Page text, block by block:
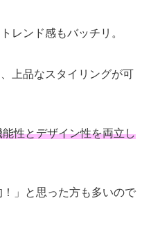
レンド感もバッチリ。
上品なスタイリングが可
能性とデザイン性を両立し
！」と思った方も多いので